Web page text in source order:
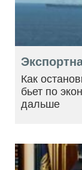
Как
бьет по
дальше